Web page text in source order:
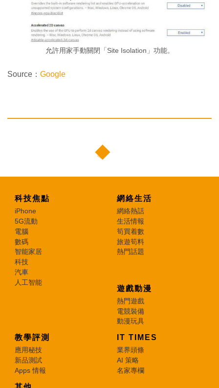
允許用家手動關閉「Site Isolation」功能。
Source： Google
科技焦點
iPhone
5G流動
電腦
數碼
智能家居
科技
汽車
人工智能
網絡生活
網絡熱話
生活情報
筍買着數
旅遊筍料
熱門話題
遊戲動漫
熱門遊戲
電競裝備
動漫玩具
教學評測
應用秘技
新品測試
Apps 情報
IT TIMES
業界頭條
AI 策略
名家專欄